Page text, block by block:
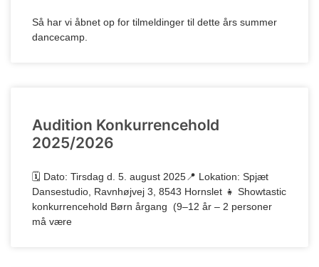
Så har vi åbnet op for tilmeldinger til dette års summer
dancecamp.
Audition Konkurrencehold
2025/2026
🗓 Dato: Tirsdag d. 5. august 2025📍 Lokation: Spjæt
Dansestudio, Ravnhøjvej 3, 8543 Hornslet 👧 Showtastic
konkurrencehold Børn årgang (9–12 år – 2 personer
må være